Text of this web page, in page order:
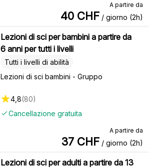
A partire da
40 CHF / giorno (2h)
Lezioni di sci per bambini a partire da
6 anni per tutti i livelli
Lezioni di sci bambini - Gruppo
Tutti i livelli di abilità
Cancellazione gratuita
4,8(80)
A partire da
37 CHF / giorno (2h)
Lezioni di sci per adulti a partire da 13